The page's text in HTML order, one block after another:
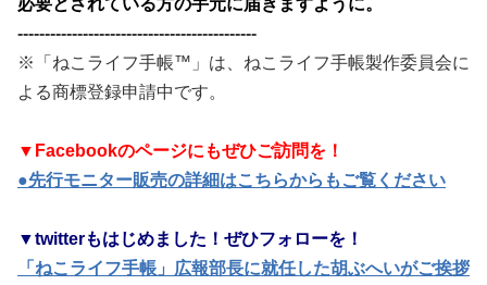
必要とされている方の手元に届きますように。
--------------------------------------------
※「ねこライフ手帳™」は、ねこライフ手帳製作委員会に
よる商標登録申請中です。
▼Facebookのページにもぜひご訪問を！
●先行モニター販売の詳細はこちらからもご覧ください
▼twitterもはじめました！ぜひフォローを！
「ねこライフ手帳」広報部長に就任した胡ぶへいがご挨拶